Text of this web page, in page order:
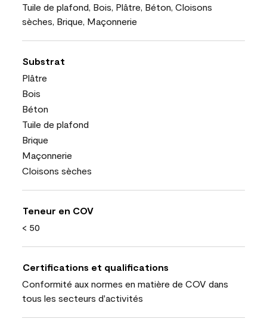
Tuile de plafond, Bois, Plâtre, Béton, Cloisons
sèches, Brique, Maçonnerie
Substrat
Plâtre
Bois
Béton
Tuile de plafond
Brique
Maçonnerie
Cloisons sèches
Teneur en COV
< 50
Certifications et qualifications
Conformité aux normes en matière de COV dans
tous les secteurs d'activités